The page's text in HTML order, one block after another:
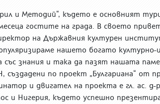
и Методий“, където е основният
гостите на града. В своето
на Държавния културен
нашето богато културно-
със знания и така да пазят нашата
създадени по проект „Булгариана“ от
и двигател на проекта е гл. ас. д-
и Нигерия, където успешно